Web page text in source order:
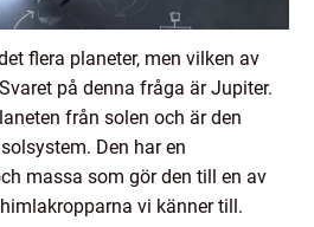
flera planeter, men vilken av
på denna fråga är Jupiter.
från solen och är den
Den har en
massa som gör den till en av
vi känner till.